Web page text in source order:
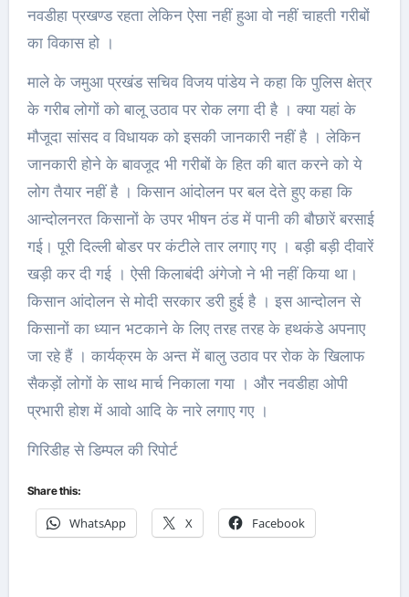
नवडीहा प्रखण्ड रहता लेकिन ऐसा नहीं हुआ वो नहीं चाहती गरीबों
का विकास हो ।
माले के जमुआ प्रखंड सचिव विजय पांडेय ने कहा कि पुलिस क्षेत्र
के गरीब लोगों को बालू उठाव पर रोक लगा दी है । क्या यहां के
मौजूदा सांसद व विधायक को इसकी जानकारी नहीं है । लेकिन
जानकारी होने के बावजूद भी गरीबों के हित की बात करने को ये
लोग तैयार नहीं है । किसान आंदोलन पर बल देते हुए कहा कि
आन्दोलनरत किसानों के उपर भीषन ठंड में पानी की बौछारें बरसाई
गई। पूरी दिल्ली बोडर पर कंटीले तार लगाए गए । बड़ी बड़ी दीवारें
खड़ी कर दी गई । ऐसी किलाबंदी अंगेजो ने भी नहीं किया था।
किसान आंदोलन से मोदी सरकार डरी हुई है । इस आन्दोलन से
किसानों का ध्यान भटकाने के लिए तरह तरह के हथकंडे अपनाए
जा रहे हैं । कार्यक्रम के अन्त में बालु उठाव पर रोक के खिलाफ
सैकड़ों लोगों के साथ मार्च निकाला गया । और नवडीहा ओपी
प्रभारी होश में आवो आदि के नारे लगाए गए ।
गिरिडीह से डिम्पल की रिपोर्ट
Share this:
WhatsApp X Facebook